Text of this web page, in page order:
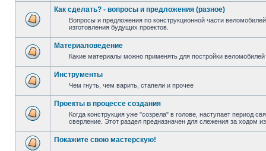
Как сделать? - вопросы и предложения (разное)
Вопросы и предложения по конструкционной части
изготовления будущих проектов.
Материаловедение
Какие материалы можно применять для постройки
Инструменты
Чем гнуть, чем варить, стапели и прочее
Проекты в процессе создания
Когда конструкция уже "созрела" в голове, наступает период
сверление. Этот раздел предназначен для слежения за ходом
Покажите свою мастерскую!